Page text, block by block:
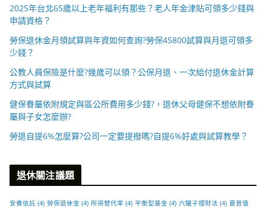
2025年台北65歲以上老年福利有那些？老人年金津貼可領多少錢與
申請資格？
勞保退休金月領試算與年資如何查詢?勞保45800試算與月退可領多
少錢？
公教人員保險是什麼?幾歲可以領？公保月退、一次給付退休金計算
方式與試算
健保眷屬依附規定與區公所費用多少錢?，退休父母健保不想依附眷
屬與子女怎麼辦?
勞退自提6%怎麼算?公司一定要提撥嗎?自提6%好處與試算教學？
退休關注議題
安養信託 (4) 勞保退休金 (4) 所得替代率 (4) 平衡型基金 (4) 六罐子理財法 (4) 夏普值